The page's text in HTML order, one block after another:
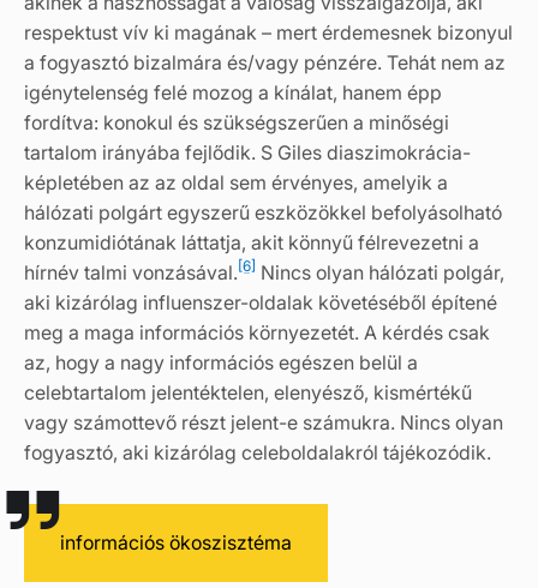
respektust vív ki magának – mert érdemesnek bizonyul
a fogyasztó bizalmára és/vagy pénzére. Tehát nem az
igénytelenség felé mozog a kínálat, hanem épp
fordítva: konokul és szükségszerűen a minőségi
tartalom irányába fejlődik. S Giles diaszimokrácia-
képletében az az oldal sem érvényes, amelyik a
hálózati polgárt egyszerű eszközökkel befolyásolható
konzumidiótának láttatja, akit könnyű félrevezetni a
hírnév talmi vonzásával. [6] Nincs olyan hálózati polgár,
aki kizárólag influenszer-oldalak követéséből építené
meg a maga információs környezetét. A kérdés csak
az, hogy a nagy információs egészen belül a
celebtartalom jelentéktelen, elenyésző, kismértékű
vagy számottevő részt jelent-e számukra. Nincs olyan
fogyasztó, aki kizárólag celeboldalakról tájékozódik.
információs ökoszisztéma